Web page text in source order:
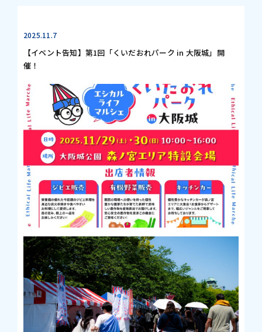
2025.11.7
【イベント告知】第1回「くいだおれパーク in 大阪城」開
催！